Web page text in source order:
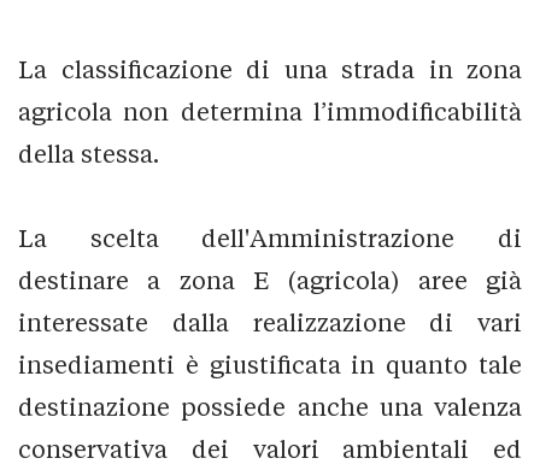
La classificazione di una strada in zona
agricola non determina l’immodificabilità
della stessa.
La scelta dell'Amministrazione di
destinare a zona E (agricola) aree già
interessate dalla realizzazione di vari
insediamenti è giustificata in quanto tale
destinazione possiede anche una valenza
conservativa dei valori ambientali ed